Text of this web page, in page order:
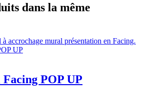
dans la même
POP UP